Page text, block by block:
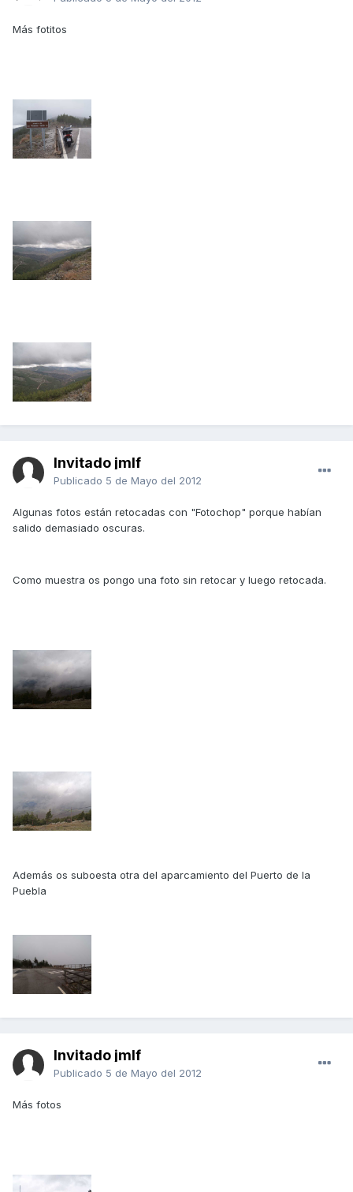
Más fotitos
Invitado jmlf
Publicado 5 de Mayo del 2012
Algunas fotos están retocadas con "Fotochop" porque habían
salido demasiado oscuras.
Como muestra os pongo una foto sin retocar y luego retocada.
Además os suboesta otra del aparcamiento del Puerto de la
Puebla
Invitado jmlf
Publicado 5 de Mayo del 2012
Más fotos